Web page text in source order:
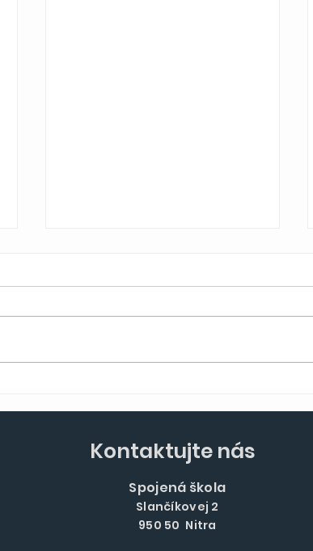
ľudia, CHORVÁTSKO!
Kontaktujte nás
Spojená škola
Slančíkovej 2
950 50 Nitra